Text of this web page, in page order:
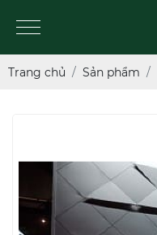
Trang chủ Sản phẩm